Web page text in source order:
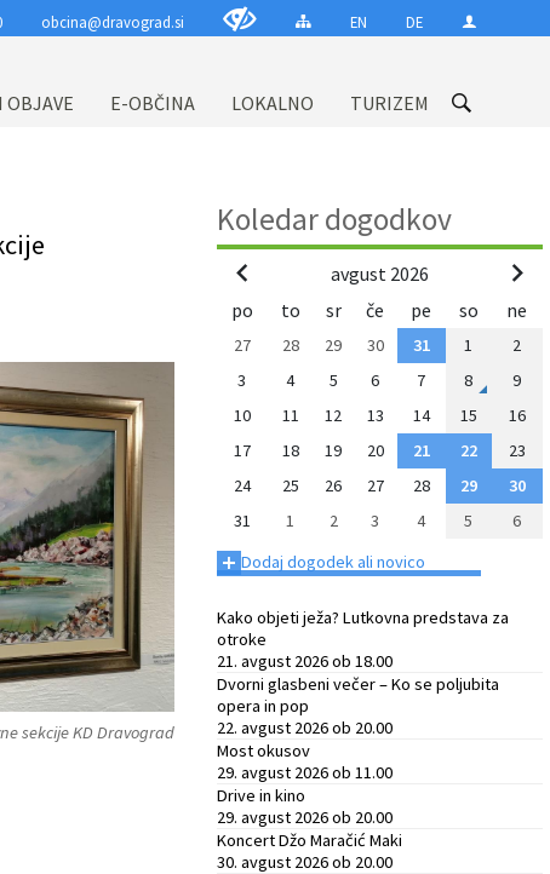
obcina@dravograd.si EN DE
OBJAVE E-OBČINA LOKALNO TURIZEM
sekcije KD Dravograd
Koledar dogodkov
avgust 2026
po
to sr če pe so ne
27 28 29 30 31 1
2
3
4 5 6 7 8
9
10
11 12 13 14 15
16
17
18 19 20 21 22
23
24
25 26 27 28 29
30
31
1 2 3 4 5 6
+ Dodaj dogodek ali novico
Kako objeti ježa? Lutkovna predstava za
otroke
21. avgust 2026 ob 18.00
Dvorni glasbeni večer – Ko se poljubita
opera in pop
22. avgust 2026 ob 20.00
Most okusov
29. avgust 2026 ob 11.00
Drive in kino
29. avgust 2026 ob 20.00
Koncert Džo Maračić Maki
30. avgust 2026 ob 20.00